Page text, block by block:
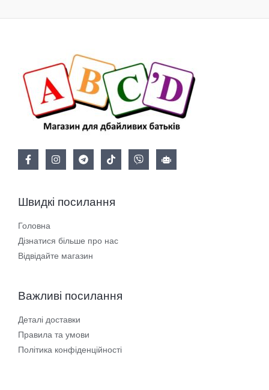
Швидкі посилання
Головна
Дізнатися більше про нас
Відвідайте магазин
Важливі посилання
Деталі доставки
Правила та умови
Політика конфіденційності